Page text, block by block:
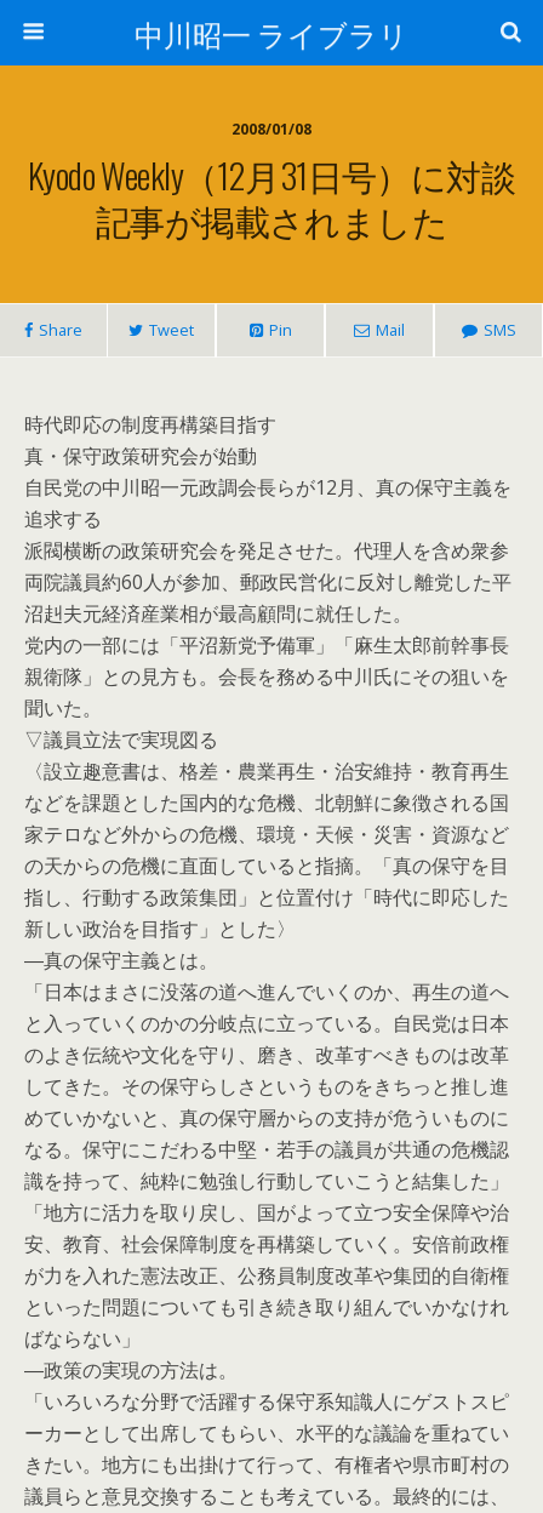
中川昭一 ライブラリ
2008/01/08
Kyodo Weekly（12月31日号）に対談
記事が掲載されました
Share Tweet Pin Mail SMS
時代即応の制度再構築目指す
真・保守政策研究会が始動
自民党の中川昭一元政調会長らが12月、真の保守主義を
追求する
派閥横断の政策研究会を発足させた。代理人を含め衆参
両院議員約60人が参加、郵政民営化に反対し離党した平
沼赳夫元経済産業相が最高顧問に就任した。
党内の一部には「平沼新党予備軍」「麻生太郎前幹事長
親衛隊」との見方も。会長を務める中川氏にその狙いを
聞いた。
▽議員立法で実現図る
〈設立趣意書は、格差・農業再生・治安維持・教育再生
などを課題とした国内的な危機、北朝鮮に象徴される国
家テロなど外からの危機、環境・天候・災害・資源など
の天からの危機に直面していると指摘。「真の保守を目
指し、行動する政策集団」と位置付け「時代に即応した
新しい政治を目指す」とした〉
―真の保守主義とは。
「日本はまさに没落の道へ進んでいくのか、再生の道へ
と入っていくのかの分岐点に立っている。自民党は日本
のよき伝統や文化を守り、磨き、改革すべきものは改革
してきた。その保守らしさというものをきちっと推し進
めていかないと、真の保守層からの支持が危ういものに
なる。保守にこだわる中堅・若手の議員が共通の危機認
識を持って、純粋に勉強し行動していこうと結集した」
「地方に活力を取り戻し、国がよって立つ安全保障や治
安、教育、社会保障制度を再構築していく。安倍前政権
が力を入れた憲法改正、公務員制度改革や集団的自衛権
といった問題についても引き続き取り組んでいかなけれ
ばならない」
―政策の実現の方法は。
「いろいろな分野で活躍する保守系知識人にゲストスピ
ーカーとして出席してもらい、水平的な議論を重ねてい
きたい。地方にも出掛けて行って、有権者や県市町村の
議員らと意見交換することも考えている。最終的には、